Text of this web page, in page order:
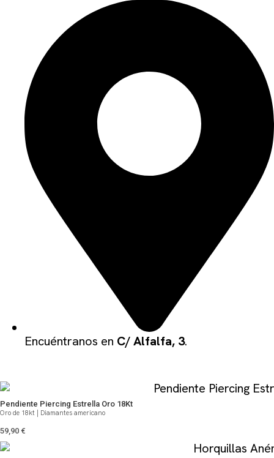
Encuéntranos en C/ Alfalfa, 3.
Pendiente Piercing Estrella Oro 18Kt
Oro de 18kt | Diamantes americano
59,90 €